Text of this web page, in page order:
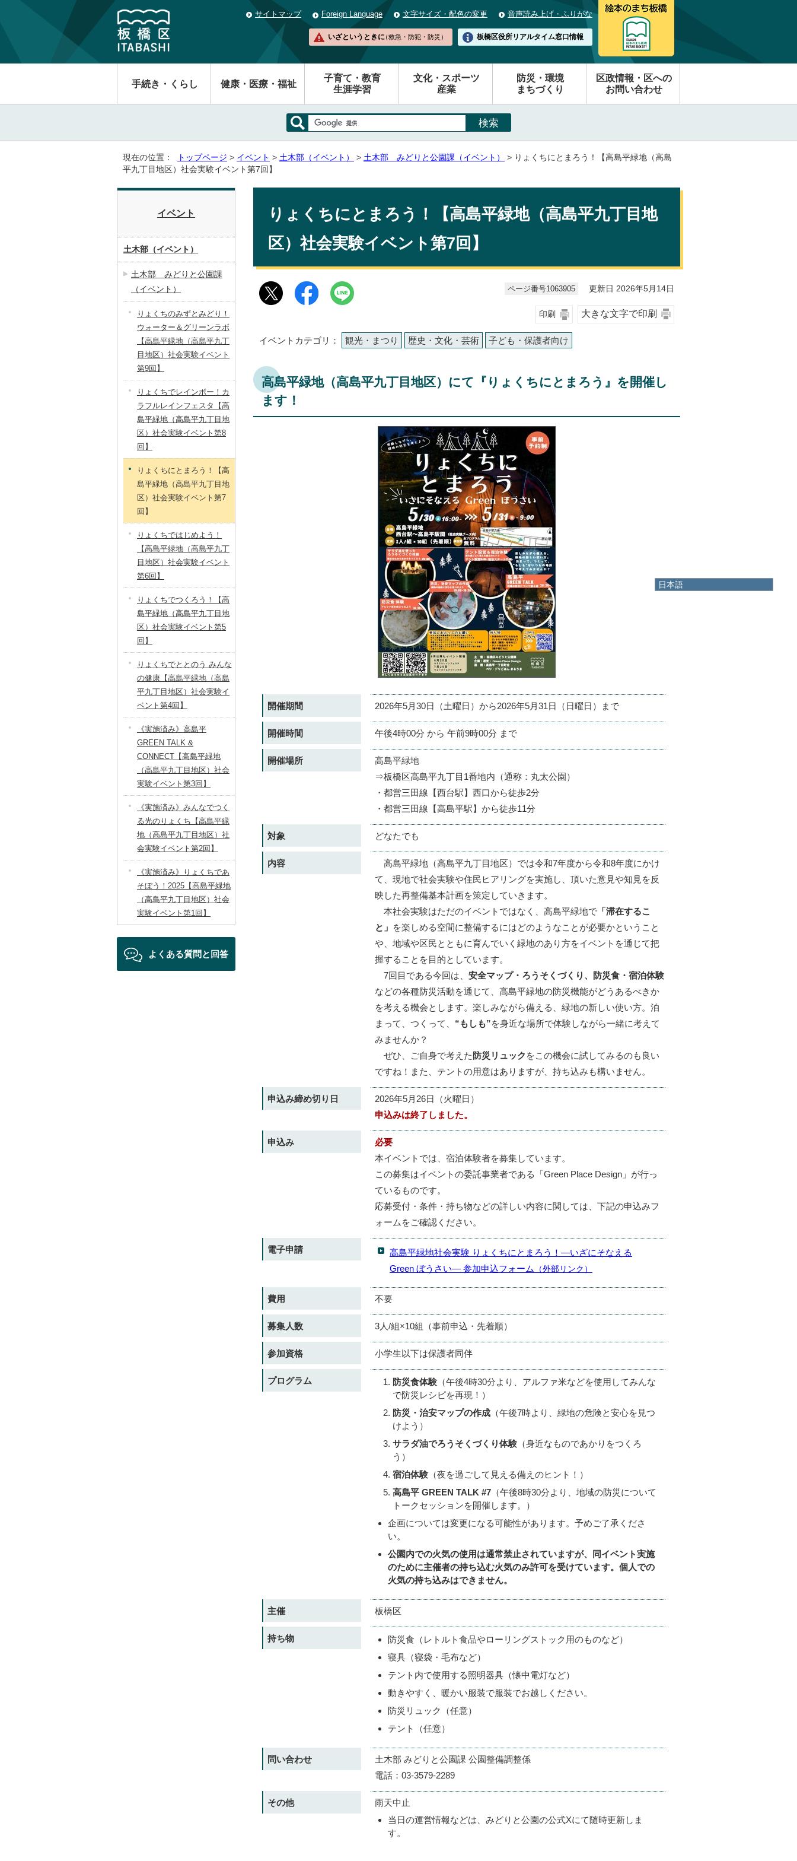
サイトマップ Foreign Language 文字サイズ・配色の変更 音声読み上げ・ふりがな
いざというときに（救急・防犯・防災） 板橋区役所リアルタイム窓口情報
日本語
手続き・くらし 健康・医療・福祉
子育て・教育
生涯学習
文化・スポーツ
産業
防災・環境
まちづくり
区政情報・区への
お問い合わせ
現在の位置： トップページ > イベント > 土木部（イベント） > 土木部 みどりと公園課（イベント）
> りょくちにとまろう！【高島平緑地（高島
平九丁目地区）社会実験イベント第7回】
りょくちにとまろう！【高島平緑地（高島平九丁目地
区）社会実験イベント第7回】
ページ番号1063905 更新日 2026年5月14日
印刷 大きな文字で印刷
イベントカテゴリ： 観光・まつり 歴史・文化・芸術 子ども・保護者向け
高島平緑地（高島平九丁目地区）にて『りょくちにとまろう』を開催し
ます！
開催期間 2026年5月30日（土曜日）から2026年5月31日（日曜日）まで
開催時間 午後4時00分 から 午前9時00分 まで
開催場所
高島平緑地
⇒板橋区高島平九丁目1番地内（通称：丸太公園）
・都営三田線【西台駅】西口から徒歩2分
・都営三田線【高島平駅】から徒歩11分
対象 どなたでも
内容
高島平緑地（高島平九丁目地区）では令和7年度から令和8年度にかけ
て、現地で社会実験や住民ヒアリングを実施し、頂いた意見や知見を反
映した再整備基本計画を策定していきます。
本社会実験はただのイベントではなく、高島平緑地で 「滞在するこ
と」 を楽しめる空間に整備するにはどのようなことが必要かということ
や、地域や区民とともに育んでいく緑地のあり方をイベントを通じて把
握することを目的としています。
7回目である今回は、 安全マップ・ろうそくづくり、防災食・宿泊体験
などの各種防災活動を通じて、高島平緑地の防災機能がどうあるべきか
を考える機会とします。楽しみながら備える、緑地の新しい使い方。泊
まって、つくって、 “もしも”を身近な場所で体験しながら一緒に考えて
みませんか？
ぜひ、ご自身で考えた 防災リュック をこの機会に試してみるのも良い
ですね！また、テントの用意はありますが、持ち込みも構いません。
申込み締め切り日
2026年5月26日（火曜日）
申込みは終了しました。
申込み
必要
本イベントでは、宿泊体験者を募集しています。
この募集はイベントの委託事業者である「Green Place Design」が行っ
ているものです。
応募受付・条件・持ち物などの詳しい内容に関しては、下記の申込みフ
ォームをご確認ください。
電子申請
高島平緑地社会実験 りょくちにとまろう！―いざにそなえる
Green ぼうさい― 参加申込フォーム （外部リンク）
費用 不要
募集人数 3人/組×10組（事前申込・先着順）
参加資格 小学生以下は保護者同伴
プログラム 防災食体験 （午後4時30分より、アルファ米などを使用してみんな
で防災レシピを再現！）
防災・治安マップの作成 （午後7時より、緑地の危険と安心を見つ
けよう）
サラダ油でろうそくづくり体験 （身近なものであかりをつくろ
う）
宿泊体験 （夜を過ごして見える備えのヒント！）
高島平 GREEN TALK #7 （午後8時30分より、地域の防災について
トークセッションを開催します。）
企画については変更になる可能性があります。予めご了承くださ
い。
公園内での火気の使用は通常禁止されていますが、同イベント実施
のために主催者の持ち込む火気のみ許可を受けています。個人での
火気の持ち込みはできません。
主催 板橋区
持ち物
防災食（レトルト食品やローリングストック用のものなど）
寝具（寝袋・毛布など）
テント内で使用する照明器具（懐中電灯など）
動きやすく、暖かい服装で服装でお越しください。
防災リュック（任意）
テント（任意）
問い合わせ
土木部 みどりと公園課 公園整備調整係
電話：03-3579-2289
その他
雨天中止
当日の運営情報などは、みどりと公園の公式Xにて随時更新しま
す。
イベント
土木部（イベント）
土木部 みどりと公園課
（イベント）
りょくちのみずとみどり！
ウォーター＆グリーンラボ
【高島平緑地（高島平九丁
目地区）社会実験イベント
第9回】
りょくちでレインボー！カ
ラフルレインフェスタ【高
島平緑地（高島平九丁目地
区）社会実験イベント第8
回】
りょくちにとまろう！【高
島平緑地（高島平九丁目地
区）社会実験イベント第7
回】
りょくちではじめよう！
【高島平緑地（高島平九丁
目地区）社会実験イベント
第6回】
りょくちでつくろう！【高
島平緑地（高島平九丁目地
区）社会実験イベント第5
回】
りょくちでととのう みんな
の健康【高島平緑地（高島
平九丁目地区）社会実験イ
ベント第4回】
《実施済み》高島平
GREEN TALK &
CONNECT【高島平緑地
（高島平九丁目地区）社会
実験イベント第3回】
《実施済み》みんなでつく
る光のりょくち【高島平緑
地（高島平九丁目地区）社
会実験イベント第2回】
《実施済み》りょくちであ
そぼう！2025【高島平緑地
（高島平九丁目地区）社会
実験イベント第1回】
よくある質問と回答